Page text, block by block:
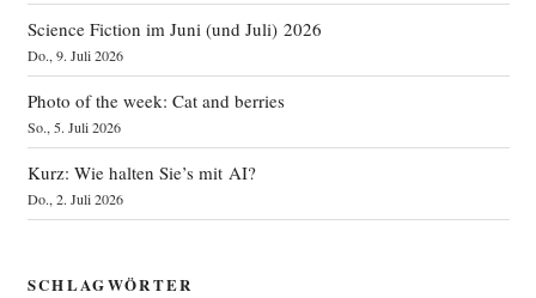
Science Fiction im Juni (und Juli) 2026
Do., 9. Juli 2026
Photo of the week: Cat and berries
So., 5. Juli 2026
Kurz: Wie halten Sie’s mit AI?
Do., 2. Juli 2026
SCHLAGWÖRTER